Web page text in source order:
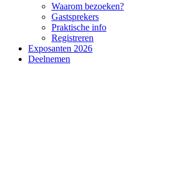
Waarom bezoeken?
Gastsprekers
Praktische info
Registreren
Exposanten 2026
Deelnemen